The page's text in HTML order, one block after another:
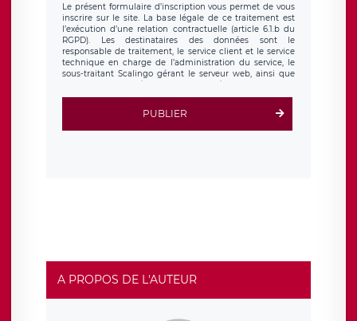
Le présent formulaire d’inscription vous permet de vous
inscrire sur le site. La base légale de ce traitement est
l’exécution d’une relation contractuelle (article 6.1.b du
RGPD). Les destinataires des données sont le
responsable de traitement, le service client et le service
technique en charge de l’administration du service, le
sous-traitant Scalingo gérant le serveur web, ainsi que
toute personne légalement autorisée. Le formulaire
d’inscription est hébergé sur un serveur hébergé par
clauses de
protection conformes au RGPD
. Les données collectées
sont conservées jusqu’à ce que l’Internaute en sollicite la
rue Léopold Sédar Senghor, joignable à l’adresse mail :
responsabledetraitement@legavox.fr. Vous avez
également le droit d’introduire une réclamation auprès
d’une autorité de contrôle.
PUBLIER
A PROPOS DE L'AUTEUR